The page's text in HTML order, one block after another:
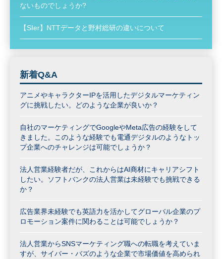
ないものでしょうか?
【SIer】NTTデータと野村総研の違いについて
新着Q&A
アニメやキャラクターIPを活用したデジタルマーケティン
グに挑戦したい。どのような企業が良いか？
自社のマーケティングでGoogleやMeta広告の経験をして
きました。このような経験でも電通デジタルのようなトッ
プ企業へのチャレンジは可能でしょうか？
法人営業経験者だが、これからはAI商材にキャリアシフト
したい。ソフトバンクの法人営業は未経験でも挑戦できる
か？
広告業界未経験でも英語力を活かしてグローバル企業のプ
ロモーション案件に関わることは可能でしょうか？
法人営業からSNSマーケティング職への転職を考えていま
すが、サイバー・バズのような企業で市場価値を高められ